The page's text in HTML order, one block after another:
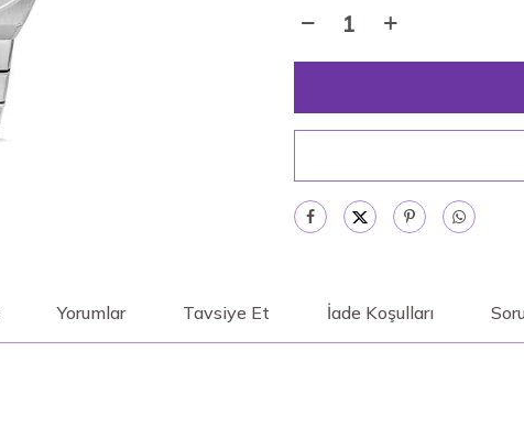
Yorumlar Tavsiye Et İade Koşulları